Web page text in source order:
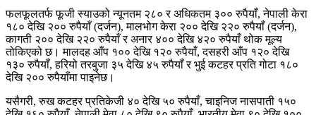
फलफूलतर्फ फूजी स्याउको न्यूनतम २८० र अधिकतम ३०० रुपैयाँ, नेपाली केरा
१८० देखि २०० रुपैयाँ (दर्जन), मालभोग केरा २०० देखि २२० रुपैयाँ (दर्जन),
कागती २०० देखि २२० रुपैयाँ र अनार ४०० देखि ४२० रुपैयाँ थोक मूल्य
तोकिएको छ। मालदह आँप १०० देखि १२० रुपैयाँ, दसहरी आँप १२० देखि
१३० रुपैयाँ, हरियो तरबुजा ३५ देखि ४५ रुपैयाँ र भुई कटहर प्रति गोटा १८०
देखि २०० रुपैयाँमा पाइनेछ।
यसैगरी, रुख कटहर प्रतिकेजी ४० देखि ५० रुपैयाँ, चाइनिज नासपाती १५०